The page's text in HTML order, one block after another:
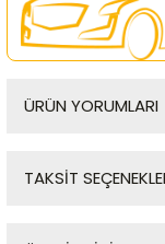
ÜRÜN YORUMLARI
TAKSİT